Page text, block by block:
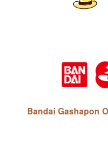
Bandai Gashapon